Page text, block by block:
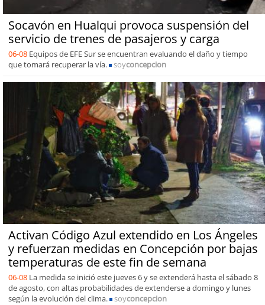
Socavón en Hualqui provoca suspensión del
servicio de trenes de pasajeros y carga
06-08 Equipos de EFE Sur se encuentran evaluando el daño y tiempo
que tomará recuperar la vía.
soyconcepcion
Activan Código Azul extendido en Los Ángeles
y refuerzan medidas en Concepción por bajas
temperaturas de este fin de semana
06-08 La medida se inició este jueves 6 y se extenderá hasta el sábado 8
de agosto, con altas probabilidades de extenderse a domingo y lunes
según la evolución del clima.
soyconcepcion